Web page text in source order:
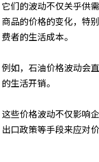
它们的波动不仅关乎供
商品的价格的变化，特
费者的生活成本。
例如，石油价格波动会
的生活开销。
这些价格波动不仅影响
出口政策等手段来应对